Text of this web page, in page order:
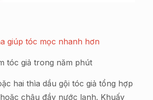
giúp tóc mọc nhanh hơn
tóc giả trong năm phút
hai thìa dầu gội tóc giả tổng hợp
chậu đầy nước lạnh. Khuấy